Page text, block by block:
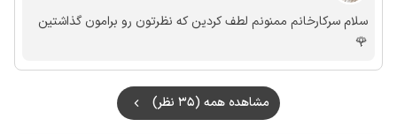
سلام سرکارخانم ممنونم لطف کردین که نظرتون رو برامون گذاشتین
🌹
مشاهده همه (35 نظر)